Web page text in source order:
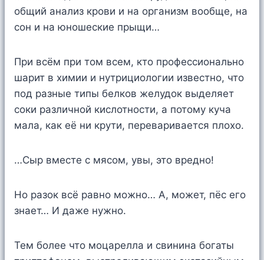
общий анализ крови и на организм вообще, на
сон и на юношеские прыщи…
При всём при том всем, кто профессионально
шарит в химии и нутрициологии известно, что
под разные типы белков желудок выделяет
соки различной кислотности, а потому куча
мала, как её ни крути, переваривается плохо.
…Сыр вместе с мясом, увы, это вредно!
Но разок всё равно можно… А, может, пёс его
знает… И даже нужно.
Тем более что моцарелла и свинина богаты